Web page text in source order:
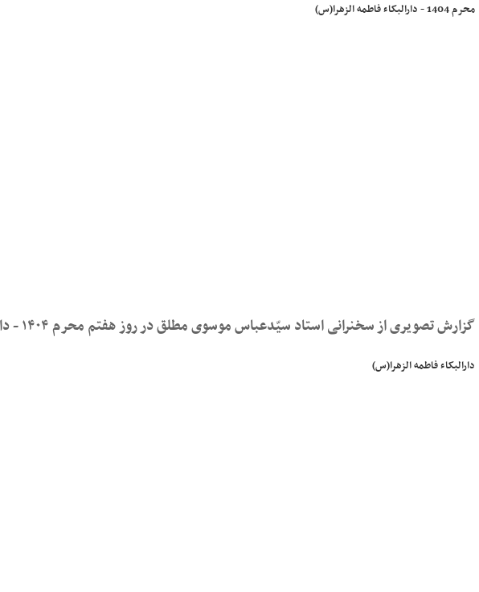
محرم 1404 - دارالبکاء فاطمه الزهرا(س)
گزارش تصویری از سخنرانی استاد سیّدعباس موسوی مطلق در روز هفتم محرم ۱۴۰۴ - دارالبکاء فاطمه الزهرا(س)
دارالبکاء فاطمه الزهرا(س)